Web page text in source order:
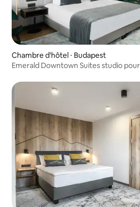
Chambre d'hôtel ⋅ Budapest
Emerald Downtown Suites studio